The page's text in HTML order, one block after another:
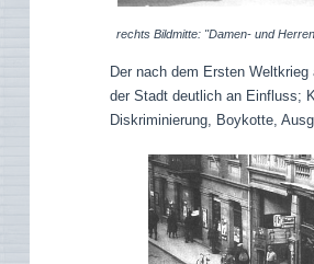
rechts Bildmitte: "Damen- und
Der nach dem Ersten
der Stadt deutlich an Einfluss;
Diskriminierung, Boykotte,